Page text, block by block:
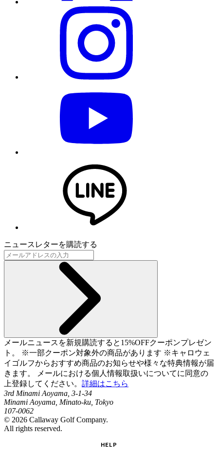
ニュースレターを購読する
メールニュースを新規購読すると15%OFFクーポンプレゼン
ト。 ※一部クーポン対象外の商品があります ※キャロウェ
イゴルフからおすすめ商品のお知らせや様々な特典情報が届
きます。 メールにおける個人情報取扱いについてに同意の
上登録してください。 詳細はこちら
3rd Minami Aoyama, 3-1-34
Minami Aoyama, Minato-ku, Tokyo
107-0062
© 2026 Callaway Golf Company.
All rights reserved.
HELP